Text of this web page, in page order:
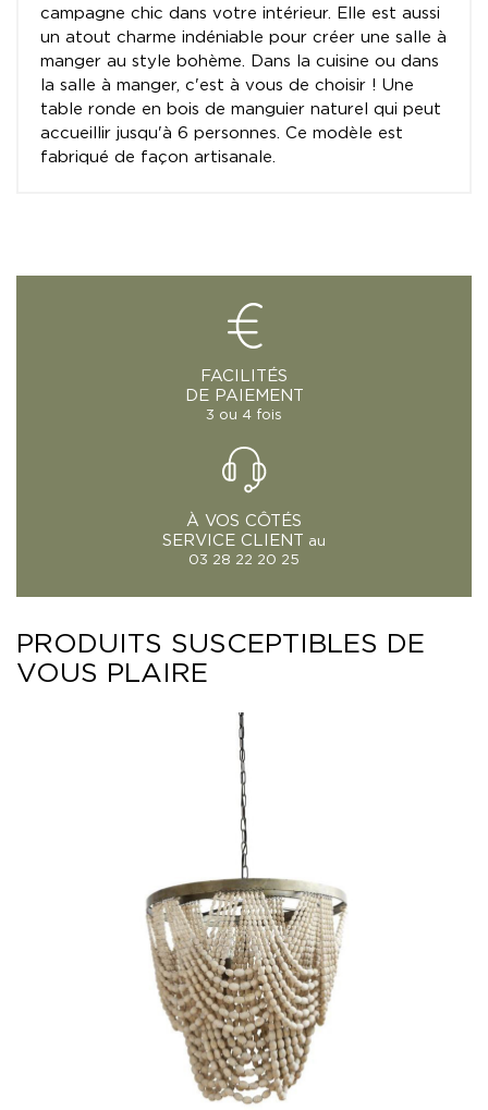
campagne chic dans votre intérieur. Elle est aussi
un atout charme indéniable pour créer une salle à
manger au style bohème. Dans la cuisine ou dans
la salle à manger, c'est à vous de choisir ! Une
table ronde en bois de manguier naturel qui peut
accueillir jusqu'à 6 personnes. Ce modèle est
fabriqué de façon artisanale.
FACILITÉS
DE PAIEMENT
3 ou 4 fois
À VOS CÔTÉS
SERVICE CLIENT
au
03 28 22 20 25
PRODUITS SUSCEPTIBLES DE
VOUS PLAIRE